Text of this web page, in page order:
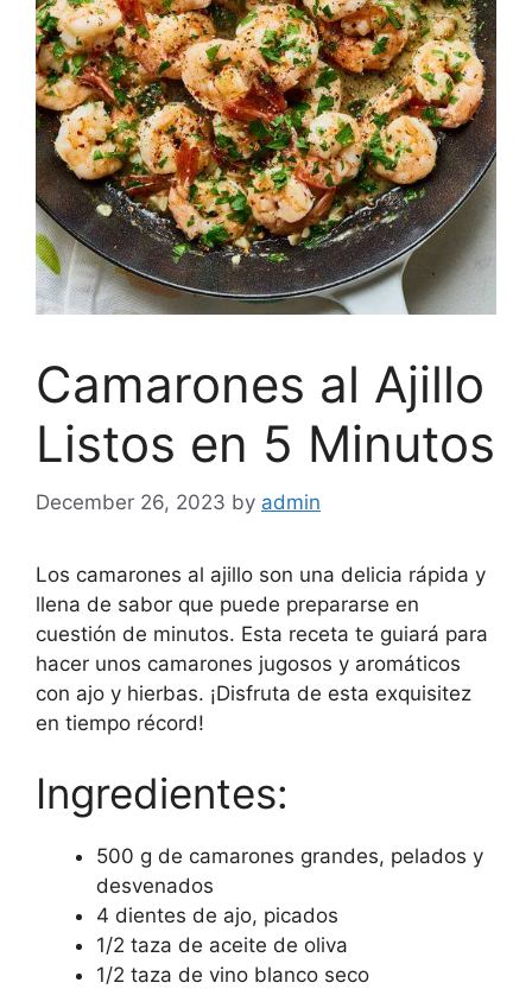
Camarones al Ajillo
Listos en 5 Minutos
December 26, 2023 by admin
Los camarones al ajillo son una delicia rápida y
llena de sabor que puede prepararse en
cuestión de minutos. Esta receta te guiará para
hacer unos camarones jugosos y aromáticos
con ajo y hierbas. ¡Disfruta de esta exquisitez
en tiempo récord!
Ingredientes:
500 g de camarones grandes, pelados y
desvenados
4 dientes de ajo, picados
1/2 taza de aceite de oliva
1/2 taza de vino blanco seco